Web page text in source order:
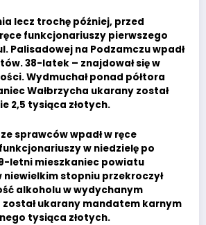
lecz trochę później, przed
funkcjonariuszy pierwszego
Palisadowej na Podzamczu wpadł
38-latek – znajdował się w
Wydmuchał ponad półtora
Wałbrzycha ukarany został
2,5 tysiąca złotych.
sprawców wpadł w ręce
w niedzielę po
letni mieszkaniec powiatu
niewielkim stopniu przekroczył
alkoholu w wydychanym
ukarany mandatem karnym
tysiąca złotych.